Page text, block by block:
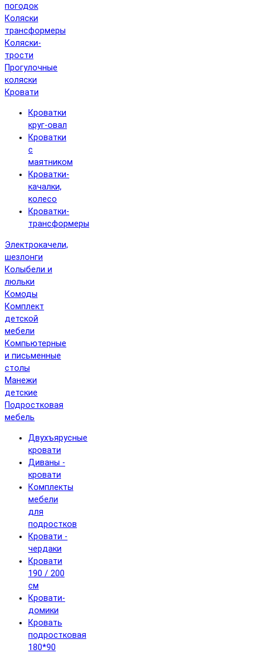
погодок
Коляски
трансформеры
Коляски-
трости
Прогулочные
коляски
Кровати
Кроватки
круг-овал
Кроватки
с
маятником
Кроватки-
качалки,
колесо
Кроватки-
трансформеры
Электрокачели,
шезлонги
Колыбели и
люльки
Комоды
Комплект
детской
мебели
Компьютерные
и письменные
столы
Манежи
детские
Подростковая
мебель
Двухъярусные
кровати
Диваны -
кровати
Комплекты
мебели
для
подростков
Кровати -
чердаки
Кровати
190 / 200
см
Кровати-
домики
Кровать
подростковая
180*90